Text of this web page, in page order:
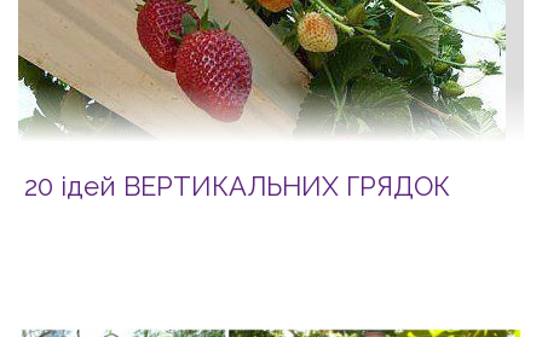
20 ідей ВЕРТИКАЛЬНИХ ГРЯДОК